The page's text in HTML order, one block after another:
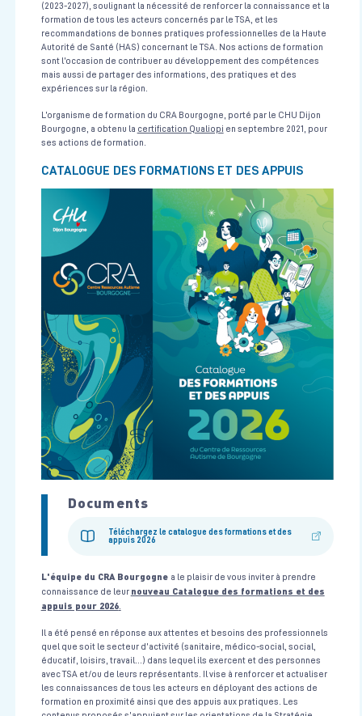
Comment bien communiquer avec son patient et/ou la famille
lors d'une annonce difficile
Anesthésie - Réanimation
Voir la fiche
dyscommunicantes ou avec TSA
Trouble du Spectre de l'Autisme
CRA Bourgogne
2 jours non consécutifs à 1 mois d'intervalle
16/11/2026 au 14/12/2026
Voir la fiche
Prise en charge d'une urgence vitale pédiatrique en collectivité
Pédiatrie
Centre de Simulation en santé 7 heures Le 17/09/2026
Voir la fiche
Formation Transfert Infirmier Inter Hospitalier (TIIH)
Urgences Vitales
CESU 21 1 journée soit 7h en présentiel
Voir la fiche
Coordination de l’équipe pluridisciplinaire dans la prise en
charge de la réanimation du nouveau-né (à terme et prématuré)
en salle de naissance
Néonatologie
Centre de Simulation en santé 1 jour (7H) Le 10/09/2026
Voir la fiche
(2023-2027), soulignant la nécessité de renforcer la connaissance et la
formation de tous les acteurs concernés par le TSA, et les
recommandations de bonnes pratiques professionnelles de la Haute
Autorité de Santé (HAS) concernant le TSA. Nos actions de formation
sont l’occasion de contribuer au développement des compétences
mais aussi de partager des informations, des pratiques et des
expériences sur la région.
L’organisme de formation du CRA Bourgogne, porté par le CHU Dijon
Bourgogne, a obtenu la certification Qualiopi en septembre 2021, pour
ses actions de formation.
CATALOGUE DES FORMATIONS ET DES APPUIS
Documents
Téléchargez le catalogue des formations et des
appuis 2026
L'équipe du CRA Bourgogne a le plaisir de vous inviter à prendre
connaissance de leur nouveau Catalogue des formations et des
appuis pour 2026.
Il a été pensé en réponse aux attentes et besoins des professionnels
quel que soit le secteur d’activité (sanitaire, médico-social, social,
éducatif, loisirs, travail…) dans lequel ils exercent et des personnes
avec TSA et/ou de leurs représentants. Il vise à renforcer et actualiser
les connaissances de tous les acteurs en déployant des actions de
formation en proximité ainsi que des appuis aux pratiques. Les